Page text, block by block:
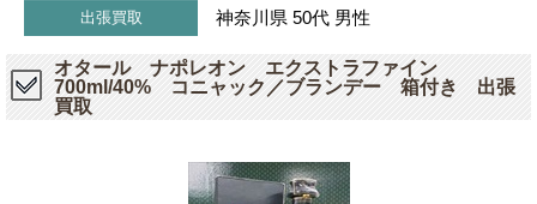
出張買取 神奈川県 50代 男性
オタール ナポレオン エクストラファイン
700ml/40% コニャック／ブランデー 箱付き 出張
買取